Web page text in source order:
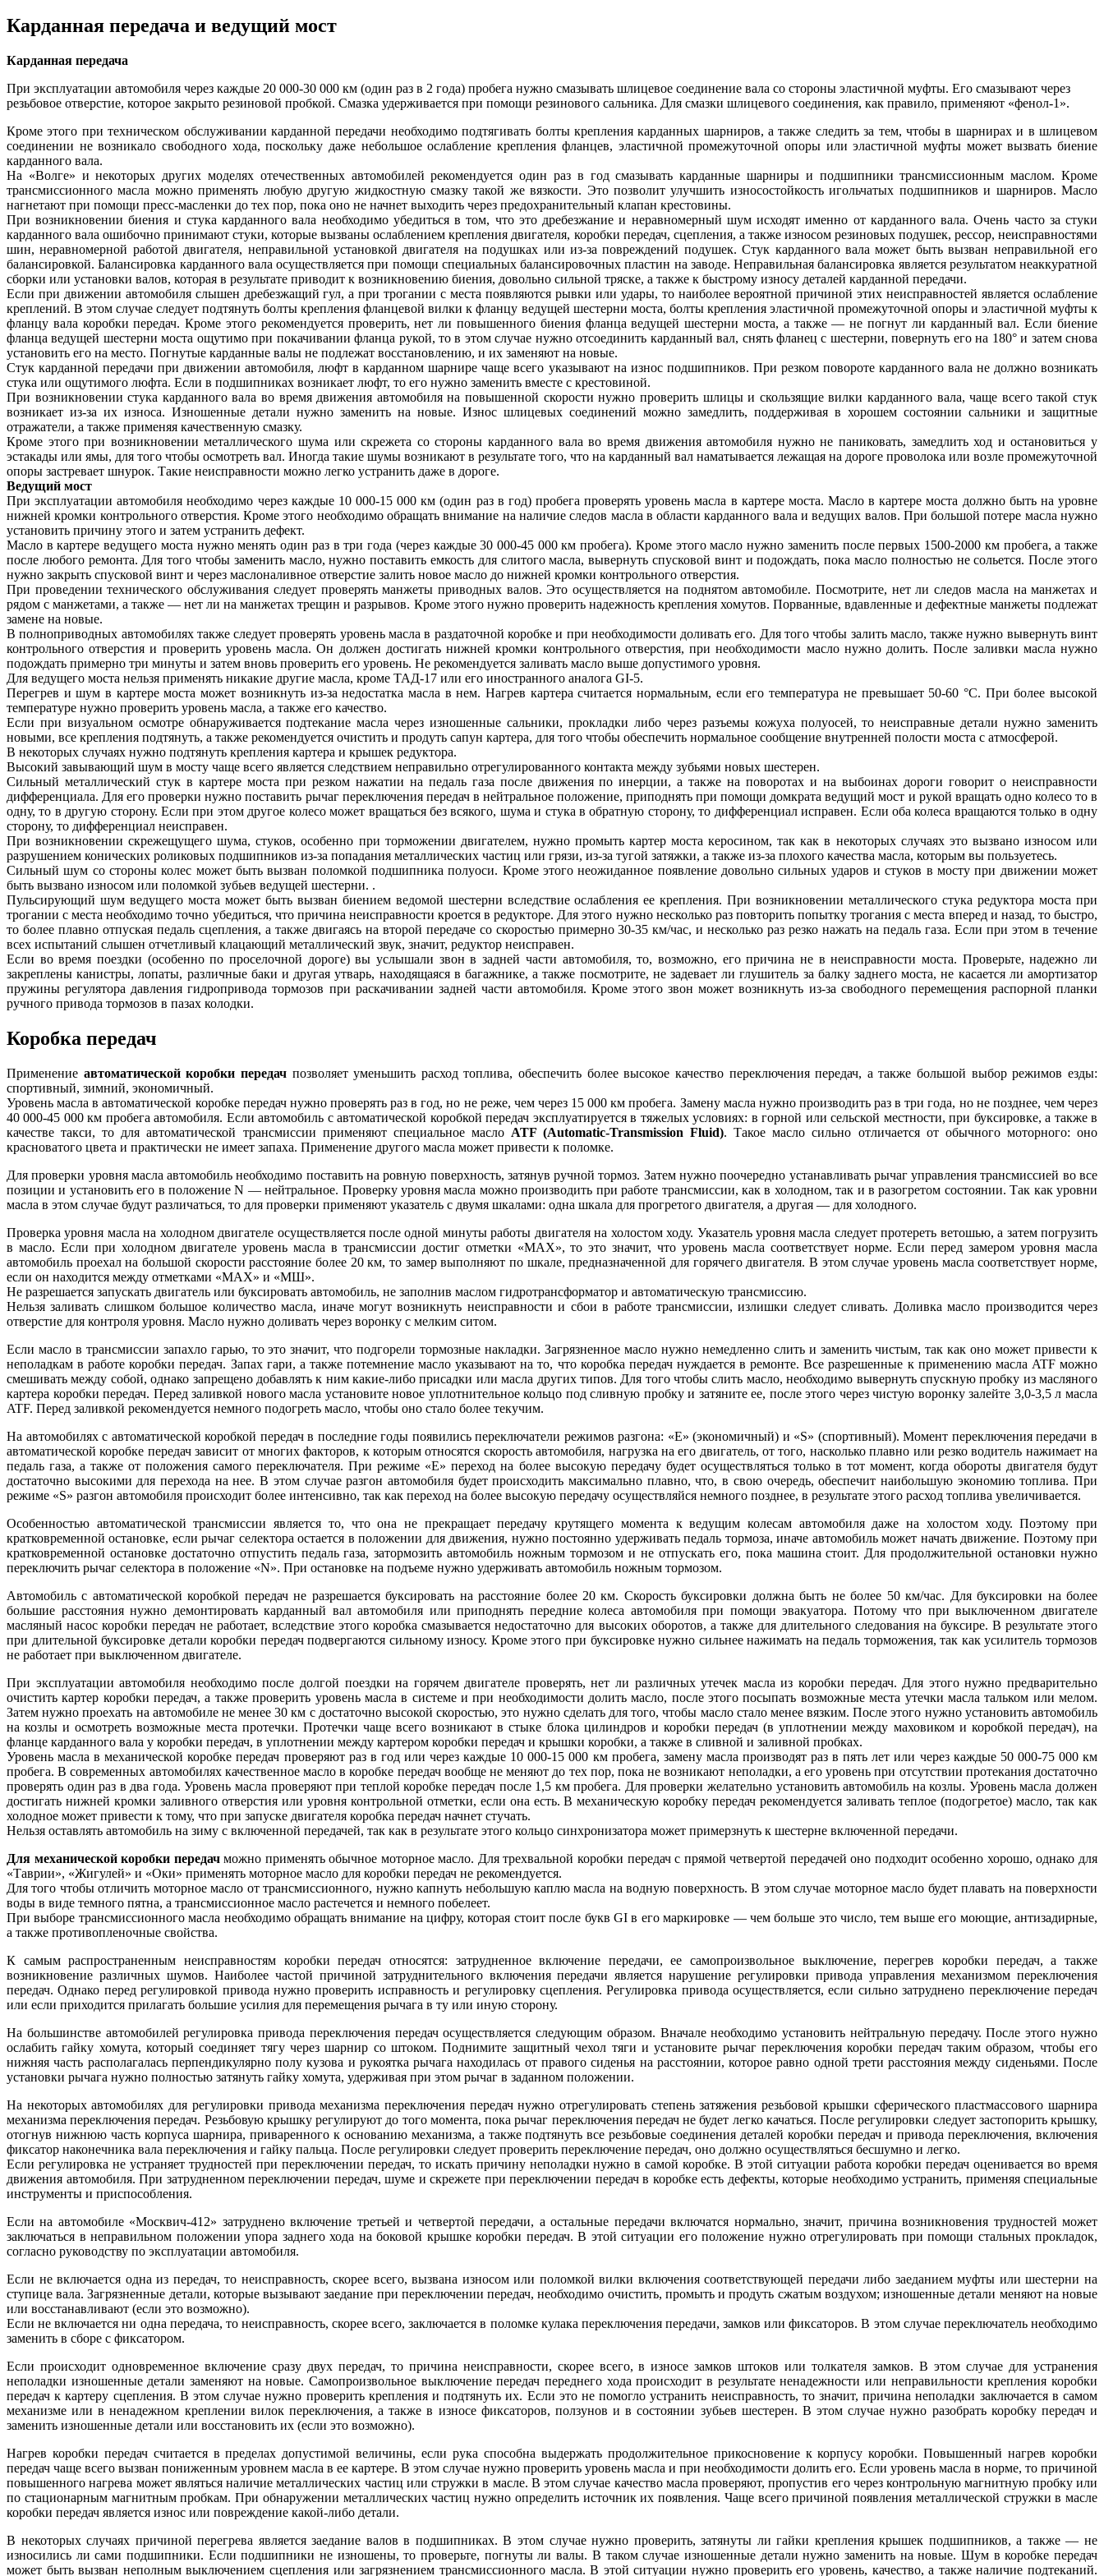
Карданная передача и ведущий мост
Карданная передача
При эксплуатации автомобиля через каждые 20 000-30 000 км (один раз в 2 года) пробега нужно смазывать шлицевое соединение вала со стороны эластичной муфты. Его смазывают через
резьбовое отверстие, которое закрыто резиновой пробкой. Смазка удерживается при помощи резинового сальника. Для смазки шлицевого соединения, как правило, применяют «фенол-1».
Кроме этого при техническом обслуживании карданной передачи необходимо подтягивать болты крепления карданных шарниров, а также следить за тем, чтобы в шарнирах и в шлицевом
соединении не возникало свободного хода, поскольку даже небольшое ослабление крепления фланцев, эластичной промежуточной опоры или эластичной муфты может вызвать биение
карданного вала.
На «Волге» и некоторых других моделях отечественных автомобилей рекомендуется один раз в год смазывать карданные шарниры и подшипники трансмиссионным маслом. Кроме
трансмиссионного масла можно применять любую другую жидкостную смазку такой же вязкости. Это позволит улучшить износостойкость игольчатых подшипников и шарниров. Масло
нагнетают при помощи пресс-масленки до тех пор, пока оно не начнет выходить через предохранительный клапан крестовины.
При возникновении биения и стука карданного вала необходимо убедиться в том, что это дребезжание и неравномерный шум исходят именно от карданного вала. Очень часто за стуки
карданного вала ошибочно принимают стуки, которые вызваны ослаблением крепления двигателя, коробки передач, сцепления, а также износом резиновых подушек, рессор, неисправностями
шин, неравномерной работой двигателя, неправильной установкой двигателя на подушках или из-за повреждений подушек. Стук карданного вала может быть вызван неправильной его
балансировкой. Балансировка карданного вала осуществляется при помощи специальных балансировочных пластин на заводе. Неправильная балансировка является результатом неаккуратной
сборки или установки валов, которая в результате приводит к возникновению биения, довольно сильной тряске, а также к быстрому износу деталей карданной передачи.
Если при движении автомобиля слышен дребезжащий гул, а при трогании с места появляются рывки или удары, то наиболее вероятной причиной этих неисправностей является ослабление
креплений. В этом случае следует подтянуть болты крепления фланцевой вилки к фланцу ведущей шестерни моста, болты крепления эластичной промежуточной опоры и эластичной муфты к
фланцу вала коробки передач. Кроме этого рекомендуется проверить, нет ли повышенного биения фланца ведущей шестерни моста, а также — не погнут ли карданный вал. Если биение
фланца ведущей шестерни моста ощутимо при покачивании фланца рукой, то в этом случае нужно отсоединить карданный вал, снять фланец с шестерни, повернуть его на 180° и затем снова
установить его на место. Погнутые карданные валы не подлежат восстановлению, и их заменяют на новые.
Стук карданной передачи при движении автомобиля, люфт в карданном шарнире чаще всего указывают на износ подшипников. При резком повороте карданного вала не должно возникать
стука или ощутимого люфта. Если в подшипниках возникает люфт, то его нужно заменить вместе с крестовиной.
При возникновении стука карданного вала во время движения автомобиля на повышенной скорости нужно проверить шлицы и скользящие вилки карданного вала, чаще всего такой стук
возникает из-за их износа. Изношенные детали нужно заменить на новые. Износ шлицевых соединений можно замедлить, поддерживая в хорошем состоянии сальники и защитные
отражатели, а также применяя качественную смазку.
Кроме этого при возникновении металлического шума или скрежета со стороны карданного вала во время движения автомобиля нужно не паниковать, замедлить ход и остановиться у
эстакады или ямы, для того чтобы осмотреть вал. Иногда такие шумы возникают в результате того, что на карданный вал наматывается лежащая на дороге проволока или возле промежуточной
опоры застревает шнурок. Такие неисправности можно легко устранить даже в дороге.
Ведущий мост
При эксплуатации автомобиля необходимо через каждые 10 000-15 000 км (один раз в год) пробега проверять уровень масла в картере моста. Масло в картере моста должно быть на уровне
нижней кромки контрольного отверстия. Кроме этого необходимо обращать внимание на наличие следов масла в области карданного вала и ведущих валов. При большой потере масла нужно
установить причину этого и затем устранить дефект.
Масло в картере ведущего моста нужно менять один раз в три года (через каждые 30 000-45 000 км пробега). Кроме этого масло нужно заменить после первых 1500-2000 км пробега, а также
после любого ремонта. Для того чтобы заменить масло, нужно поставить емкость для слитого масла, вывернуть спусковой винт и подождать, пока масло полностью не сольется. После этого
нужно закрыть спусковой винт и через маслоналивное отверстие залить новое масло до нижней кромки контрольного отверстия.
При проведении технического обслуживания следует проверять манжеты приводных валов. Это осуществляется на поднятом автомобиле. Посмотрите, нет ли следов масла на манжетах и
рядом с манжетами, а также — нет ли на манжетах трещин и разрывов. Кроме этого нужно проверить надежность крепления хомутов. Порванные, вдавленные и дефектные манжеты подлежат
замене на новые.
В полноприводных автомобилях также следует проверять уровень масла в раздаточной коробке и при необходимости доливать его. Для того чтобы залить масло, также нужно вывернуть винт
контрольного отверстия и проверить уровень масла. Он должен достигать нижней кромки контрольного отверстия, при необходимости масло нужно долить. После заливки масла нужно
подождать примерно три минуты и затем вновь проверить его уровень. Не рекомендуется заливать масло выше допустимого уровня.
Для ведущего моста нельзя применять никакие другие масла, кроме ТАД-17 или его иностранного аналога GI-5.
Перегрев и шум в картере моста может возникнуть из-за недостатка масла в нем. Нагрев картера считается нормальным, если его температура не превышает 50-60 °С. При более высокой
температуре нужно проверить уровень масла, а также его качество.
Если при визуальном осмотре обнаруживается подтекание масла через изношенные сальники, прокладки либо через разъемы кожуха полуосей, то неисправные детали нужно заменить
новыми, все крепления подтянуть, а также рекомендуется очистить и продуть сапун картера, для того чтобы обеспечить нормальное сообщение внутренней полости моста с атмосферой.
В некоторых случаях нужно подтянуть крепления картера и крышек редуктора.
Высокий завывающий шум в мосту чаще всего является следствием неправильно отрегулированного контакта между зубьями новых шестерен.
Сильный металлический стук в картере моста при резком нажатии на педаль газа после движения по инерции, а также на поворотах и на выбоинах дороги говорит о неисправности
дифференциала. Для его проверки нужно поставить рычаг переключения передач в нейтральное положение, приподнять при помощи домкрата ведущий мост и рукой вращать одно колесо то в
одну, то в другую сторону. Если при этом другое колесо может вращаться без всякого, шума и стука в обратную сторону, то дифференциал исправен. Если оба колеса вращаются только в одну
сторону, то дифференциал неисправен.
При возникновении скрежещущего шума, стуков, особенно при торможении двигателем, нужно промыть картер моста керосином, так как в некоторых случаях это вызвано износом или
разрушением конических роликовых подшипников из-за попадания металлических частиц или грязи, из-за тугой затяжки, а также из-за плохого качества масла, которым вы пользуетесь.
Сильный шум со стороны колес может быть вызван поломкой подшипника полуоси. Кроме этого неожиданное появление довольно сильных ударов и стуков в мосту при движении может
быть вызвано износом или поломкой зубьев ведущей шестерни. .
Пульсирующий шум ведущего моста может быть вызван биением ведомой шестерни вследствие ослабления ее крепления. При возникновении металлического стука редуктора моста при
трогании с места необходимо точно убедиться, что причина неисправности кроется в редукторе. Для этого нужно несколько раз повторить попытку трогания с места вперед и назад, то быстро,
то более плавно отпуская педаль сцепления, а также двигаясь на второй передаче со скоростью примерно 30-35 км/час, и несколько раз резко нажать на педаль газа. Если при этом в течение
всех испытаний слышен отчетливый клацающий металлический звук, значит, редуктор неисправен.
Если во время поездки (особенно по проселочной дороге) вы услышали звон в задней части автомобиля, то, возможно, его причина не в неисправности моста. Проверьте, надежно ли
закреплены канистры, лопаты, различные баки и другая утварь, находящаяся в багажнике, а также посмотрите, не задевает ли глушитель за балку заднего моста, не касается ли амортизатор
пружины регулятора давления гидропривода тормозов при раскачивании задней части автомобиля. Кроме этого звон может возникнуть из-за свободного перемещения распорной планки
ручного привода тормозов в пазах колодки.
Коробка передач
Применение автоматической коробки передачпозволяет уменьшить расход топлива, обеспечить более высокое качество переключения передач, а также большой выбор режимов езды:
спортивный, зимний, экономичный.
Уровень масла в автоматической коробке передач нужно проверять раз в год, но не реже, чем через 15 000 км пробега. Замену масла нужно производить раз в три года, но не позднее, чем через
40 000-45 000 км пробега автомобиля. Если автомобиль с автоматической коробкой передач эксплуатируется в тяжелых условиях: в горной или сельской местности, при буксировке, а также в
качестве такси, то для автоматической трансмиссии применяют специальное масло ATF (Automatic-Transmission Fluid). Такое масло сильно отличается от обычного моторного: оно
красноватого цвета и практически не имеет запаха. Применение другого масла может привести к поломке.
Для проверки уровня масла автомобиль необходимо поставить на ровную поверхность, затянув ручной тормоз. Затем нужно поочередно устанавливать рычаг управления трансмиссией во все
позиции и установить его в положение N — нейтральное. Проверку уровня масла можно производить при работе трансмиссии, как в холодном, так и в разогретом состоянии. Так как уровни
масла в этом случае будут различаться, то для проверки применяют указатель с двумя шкалами: одна шкала для прогретого двигателя, а другая — для холодного.
Проверка уровня масла на холодном двигателе осуществляется после одной минуты работы двигателя на холостом ходу. Указатель уровня масла следует протереть ветошью, а затем погрузить
в масло. Если при холодном двигателе уровень масла в трансмиссии достиг отметки «МАХ», то это значит, что уровень масла соответствует норме. Если перед замером уровня масла
автомобиль проехал на большой скорости расстояние более 20 км, то замер выполняют по шкале, предназначенной для горячего двигателя. В этом случае уровень масла соответствует норме,
если он находится между отметками «МАХ» и «МШ».
Не разрешается запускать двигатель или буксировать автомобиль, не заполнив маслом гидротрансформатор и автоматическую трансмиссию.
Нельзя заливать слишком большое количество масла, иначе могут возникнуть неисправности и сбои в работе трансмиссии, излишки следует сливать. Доливка масло производится через
отверстие для контроля уровня. Масло нужно доливать через воронку с мелким ситом.
Если масло в трансмиссии запахло гарью, то это значит, что подгорели тормозные накладки. Загрязненное масло нужно немедленно слить и заменить чистым, так как оно может привести к
неполадкам в работе коробки передач. Запах гари, а также потемнение масло указывают на то, что коробка передач нуждается в ремонте. Все разрешенные к применению масла ATF можно
смешивать между собой, однако запрещено добавлять к ним какие-либо присадки или масла других типов. Для того чтобы слить масло, необходимо вывернуть спускную пробку из масляного
картера коробки передач. Перед заливкой нового масла установите новое уплотнительное кольцо под сливную пробку и затяните ее, после этого через чистую воронку залейте 3,0-3,5 л масла
ATF. Перед заливкой рекомендуется немного подогреть масло, чтобы оно стало более текучим.
На автомобилях с автоматической коробкой передач в последние годы появились переключатели режимов разгона: «Е» (экономичный) и «S» (спортивный). Момент переключения передачи в
автоматической коробке передач зависит от многих факторов, к которым относятся скорость автомобиля, нагрузка на его двигатель, от того, насколько плавно или резко водитель нажимает на
педаль газа, а также от положения самого переключателя. При режиме «Е» переход на более высокую передачу будет осуществляться только в тот момент, когда обороты двигателя будут
достаточно высокими для перехода на нее. В этом случае разгон автомобиля будет происходить максимально плавно, что, в свою очередь, обеспечит наибольшую экономию топлива. При
режиме «S» разгон автомобиля происходит более интенсивно, так как переход на более высокую передачу осуществляйся немного позднее, в результате этого расход топлива увеличивается.
Особенностью автоматической трансмиссии является то, что она не прекращает передачу крутящего момента к ведущим колесам автомобиля даже на холостом ходу. Поэтому при
кратковременной остановке, если рычаг селектора остается в положении для движения, нужно постоянно удерживать педаль тормоза, иначе автомобиль может начать движение. Поэтому при
кратковременной остановке достаточно отпустить педаль газа, затормозить автомобиль ножным тормозом и не отпускать его, пока машина стоит. Для продолжительной остановки нужно
переключить рычаг селектора в положение «N». При остановке на подъеме нужно удерживать автомобиль ножным тормозом.
Автомобиль с автоматической коробкой передач не разрешается буксировать на расстояние более 20 км. Скорость буксировки должна быть не более 50 км/час. Для буксировки на более
большие расстояния нужно демонтировать карданный вал автомобиля или приподнять передние колеса автомобиля при помощи эвакуатора. Потому что при выключенном двигателе
масляный насос коробки передач не работает, вследствие этого коробка смазывается недостаточно для высоких оборотов, а также для длительного следования на буксире. В результате этого
при длительной буксировке детали коробки передач подвергаются сильному износу. Кроме этого при буксировке нужно сильнее нажимать на педаль торможения, так как усилитель тормозов
не работает при выключенном двигателе.
При эксплуатации автомобиля необходимо после долгой поездки на горячем двигателе проверять, нет ли различных утечек масла из коробки передач. Для этого нужно предварительно
очистить картер коробки передач, а также проверить уровень масла в системе и при необходимости долить масло, после этого посыпать возможные места утечки масла тальком или мелом.
Затем нужно проехать на автомобиле не менее 30 км с достаточно высокой скоростью, это нужно сделать для того, чтобы масло стало менее вязким. После этого нужно установить автомобиль
на козлы и осмотреть возможные места протечки. Протечки чаще всего возникают в стыке блока цилиндров и коробки передач (в уплотнении между маховиком и коробкой передач), на
фланце карданного вала у коробки передач, в уплотнении между картером коробки передач и крышки коробки, а также в сливной и заливной пробках.
Уровень масла в механической коробке передач проверяют раз в год или через каждые 10 000-15 000 км пробега, замену масла производят раз в пять лет или через каждые 50 000-75 000 км
пробега. В современных автомобилях качественное масло в коробке передач вообще не меняют до тех пор, пока не возникают неполадки, а его уровень при отсутствии протекания достаточно
проверять один раз в два года. Уровень масла проверяют при теплой коробке передач после 1,5 км пробега. Для проверки желательно установить автомобиль на козлы. Уровень масла должен
достигать нижней кромки заливного отверстия или уровня контрольной отметки, если она есть. В механическую коробку передач рекомендуется заливать теплое (подогретое) масло, так как
холодное может привести к тому, что при запуске двигателя коробка передач начнет стучать.
Нельзя оставлять автомобиль на зиму с включенной передачей, так как в результате этого кольцо синхронизатора может примерзнуть к шестерне включенной передачи.
Для механической коробки передачможно применять обычное моторное масло. Для трехвальной коробки передач с прямой четвертой передачей оно подходит особенно хорошо, однако для
«Таврии», «Жигулей» и «Оки» применять моторное масло для коробки передач не рекомендуется.
Для того чтобы отличить моторное масло от трансмиссионного, нужно капнуть небольшую каплю масла на водную поверхность. В этом случае моторное масло будет плавать на поверхности
воды в виде темного пятна, а трансмиссионное масло растечется и немного побелеет.
При выборе трансмиссионного масла необходимо обращать внимание на цифру, которая стоит после букв GI в его маркировке — чем больше это число, тем выше его моющие, антизадирные,
а также противопленочные свойства.
К самым распространенным неисправностям коробки передач относятся: затрудненное включение передачи, ее самопроизвольное выключение, перегрев коробки передач, а также
возникновение различных шумов. Наиболее частой причиной затруднительного включения передачи является нарушение регулировки привода управления механизмом переключения
передач. Однако перед регулировкой привода нужно проверить исправность и регулировку сцепления. Регулировка привода осуществляется, если сильно затруднено переключение передач
или если приходится прилагать большие усилия для перемещения рычага в ту или иную сторону.
На большинстве автомобилей регулировка привода переключения передач осуществляется следующим образом. Вначале необходимо установить нейтральную передачу. После этого нужно
ослабить гайку хомута, который соединяет тягу через шарнир со штоком. Поднимите защитный чехол тяги и установите рычаг переключения коробки передач таким образом, чтобы его
нижняя часть располагалась перпендикулярно полу кузова и рукоятка рычага находилась от правого сиденья на расстоянии, которое равно одной трети расстояния между сиденьями. После
установки рычага нужно полностью затянуть гайку хомута, удерживая при этом рычаг в заданном положении.
На некоторых автомобилях для регулировки привода механизма переключения передач нужно отрегулировать степень затяжения резьбовой крышки сферического пластмассового шарнира
механизма переключения передач. Резьбовую крышку регулируют до того момента, пока рычаг переключения передач не будет легко качаться. После регулировки следует застопорить крышку,
отогнув нижнюю часть корпуса шарнира, приваренного к основанию механизма, а также подтянуть все резьбовые соединения деталей коробки передач и привода переключения, включения
фиксатор наконечника вала переключения и гайку пальца. После регулировки следует проверить переключение передач, оно должно осуществляться бесшумно и легко.
Если регулировка не устраняет трудностей при переключении передач, то искать причину неполадки нужно в самой коробке. В этой ситуации работа коробки передач оценивается во время
движения автомобиля. При затрудненном переключении передач, шуме и скрежете при переключении передач в коробке есть дефекты, которые необходимо устранить, применяя специальные
инструменты и приспособления.
Если на автомобиле «Москвич-412» затруднено включение третьей и четвертой передачи, а остальные передачи включатся нормально, значит, причина возникновения трудностей может
заключаться в неправильном положении упора заднего хода на боковой крышке коробки передач. В этой ситуации его положение нужно отрегулировать при помощи стальных прокладок,
согласно руководству по эксплуатации автомобиля.
Если не включается одна из передач, то неисправность, скорее всего, вызвана износом или поломкой вилки включения соответствующей передачи либо заеданием муфты или шестерни на
ступице вала. Загрязненные детали, которые вызывают заедание при переключении передач, необходимо очистить, промыть и продуть сжатым воздухом; изношенные детали меняют на новые
или восстанавливают (если это возможно).
Если не включается ни одна передача, то неисправность, скорее всего, заключается в поломке кулака переключения передачи, замков или фиксаторов. В этом случае переключатель необходимо
заменить в сборе с фиксатором.
Если происходит одновременное включение сразу двух передач, то причина неисправности, скорее всего, в износе замков штоков или толкателя замков. В этом случае для устранения
неполадки изношенные детали заменяют на новые. Самопроизвольное выключение передач переднего хода происходит в результате ненадежности или неправильности крепления коробки
передач к картеру сцепления. В этом случае нужно проверить крепления и подтянуть их. Если это не помогло устранить неисправность, то значит, причина неполадки заключается в самом
механизме или в ненадежном креплении вилок переключения, а также в износе фиксаторов, ползунов и в состоянии зубьев шестерен. В этом случае нужно разобрать коробку передач и
заменить изношенные детали или восстановить их (если это возможно).
Нагрев коробки передач считается в пределах допустимой величины, если рука способна выдержать продолжительное прикосновение к корпусу коробки. Повышенный нагрев коробки
передач чаще всего вызван пониженным уровнем масла в ее картере. В этом случае нужно проверить уровень масла и при необходимости долить его. Если уровень масла в норме, то причиной
повышенного нагрева может являться наличие металлических частиц или стружки в масле. В этом случае качество масла проверяют, пропустив его через контрольную магнитную пробку или
по стационарным магнитным пробкам. При обнаружении металлических частиц нужно определить источник их появления. Чаще всего причиной появления металлической стружки в масле
коробки передач является износ или повреждение какой-либо детали.
В некоторых случаях причиной перегрева является заедание валов в подшипниках. В этом случае нужно проверить, затянуты ли гайки крепления крышек подшипников, а также — не
износились ли сами подшипники. Если подшипники не изношены, то проверьте, погнуты ли валы. В таком случае изношенные детали нужно заменить на новые. Шум в коробке передач
может быть вызван неполным выключением сцепления или загрязнением трансмиссионного масла. В этой ситуации нужно проверить его уровень, качество, а также наличие подтеканий.